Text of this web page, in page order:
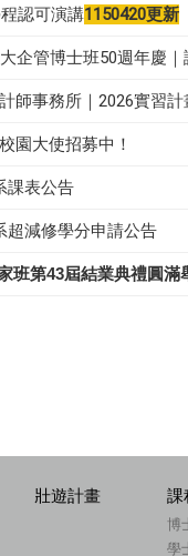
認可演講1150420更新
企管博士班50週年慶
師事務所｜2026實習
園大使招募中！
課表公告
超減修學分申請公告
班第43屆結業典禮圓
壯遊計畫 課
博
學